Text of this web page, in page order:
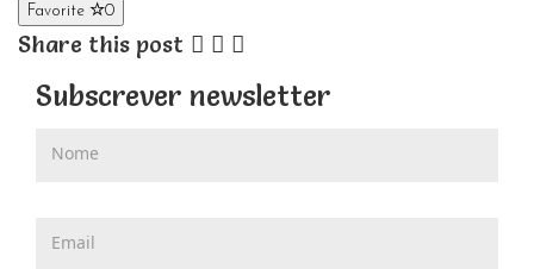
Favorite 0
Share this post
Subscrever newsletter